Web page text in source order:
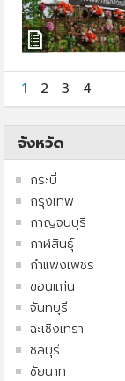
1 2 3 4
จังหวัด
กระบี่
กรุงเทพ
กาญจนบุรี
กาฬสินธุ์
กำแพงเพชร
ขอนแก่น
จันทบุรี
ฉะเชิงเทรา
ชลบุรี
ชัยนาท